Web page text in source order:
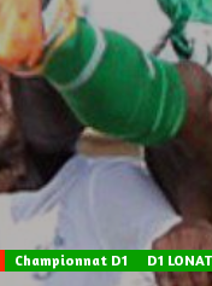
Championnat D1 D1